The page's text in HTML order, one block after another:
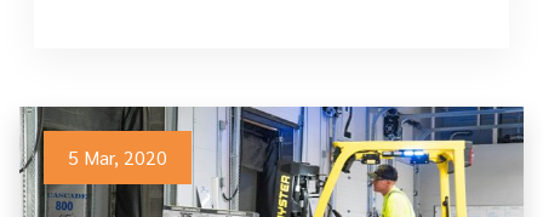
5 Mar, 2020